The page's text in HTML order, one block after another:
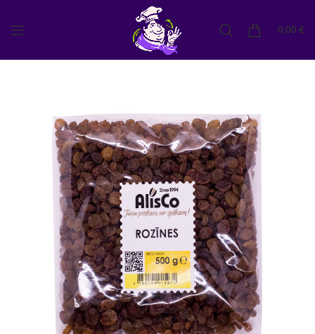
0,00 €